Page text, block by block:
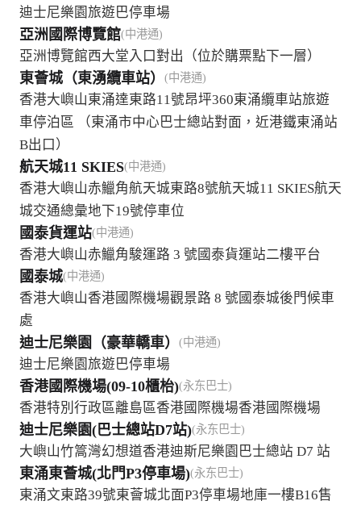
迪士尼樂園旅遊巴停車場
亞洲國際博覽館(中港通)
亞洲博覽館西大堂入口對出（位於購票點下一層）
東薈城（東湧纜車站） (中港通)
香港大嶼山東涌達東路11號昂坪360東涌纜車站旅遊
車停泊區 （東涌市中心巴士總站對面，近港鐵東涌站
B出口）
航天城11 SKIES(中港通)
香港大嶼山赤鱲角航天城東路8號航天城11 SKIES航天
城交通總彙地下19號停車位
國泰貨運站(中港通)
香港大嶼山赤鱲角駿運路 3 號國泰貨運站二樓平台
國泰城(中港通)
香港大嶼山香港國際機場觀景路 8 號國泰城後門候車
處
迪士尼樂園（豪華轎車） (中港通)
迪士尼樂園旅遊巴停車場
香港國際機場(09-10櫃枱)(永东巴士)
香港特別行政區離島區香港國際機場香港國際機場
迪士尼樂園(巴士總站D7站)(永东巴士)
大嶼山竹篙灣幻想道香港迪斯尼樂園巴士總站 D7 站
東涌東薈城(北門P3停車場)(永东巴士)
東涌文東路39號東薈城北面P3停車場地庫一樓B16售